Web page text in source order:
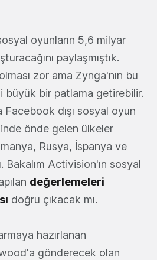
oyunların 5,6 milyar
paylaşmıştık.
zor ama Zynga'nın bu
büyük bir patlama getirebilir.
dışı sosyal oyun
önde gelen ülkeler
Rusya, İspanya ve
Activision'ın sosyal
değerlemeleri
doğru çıkacak mı.
hazırlanan
gönderecek olan